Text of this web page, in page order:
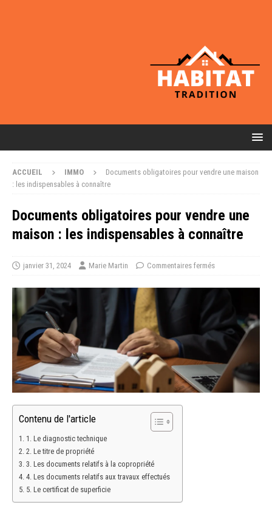
ACCUEIL IMMO
Documents obligatoires pour vendre une maison
: les indispensables à connaître
Documents obligatoires pour vendre une
maison : les indispensables à connaître
janvier 31, 2024 Marie Martin Commentaires fermés
Contenu de l'article
1. Le diagnostic technique
2. Le titre de propriété
3. Les documents relatifs à la copropriété
4. Les documents relatifs aux travaux effectués
5. Le certificat de superficie